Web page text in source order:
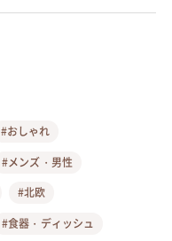
#おしゃれ
#メンズ・男性
#北欧
#食器・ディッシュ